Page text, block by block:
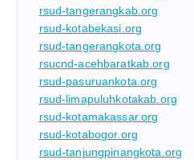
rsud-tangerangkab.org
rsud-kotabekasi.org
rsud-tangerangkota.org
rsucnd-acehbaratkab.org
rsud-pasuruankota.org
rsud-limapuluhkotakab.org
rsud-kotamakassar.org
rsud-kotabogor.org
rsud-tanjungpinangkota.org